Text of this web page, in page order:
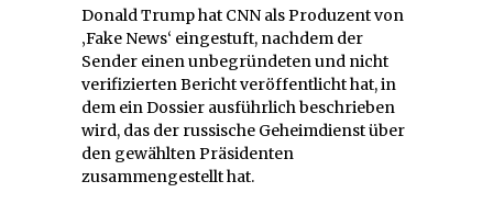
Donald Trump hat CNN als Produzent von
‚Fake News‘ eingestuft, nachdem der
Sender einen unbegründeten und nicht
verifizierten Bericht veröffentlicht hat, in
dem ein Dossier ausführlich beschrieben
wird, das der russische Geheimdienst über
den gewählten Präsidenten
zusammengestellt hat.